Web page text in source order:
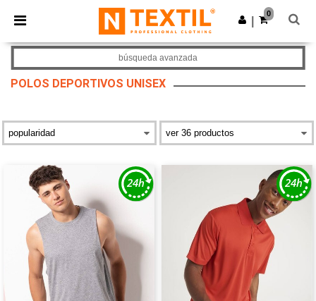
× App de Ntextil
¡Mejores precios en app!
Descargar app
0
POLOS DEPORTIVOS UNISEX
búsqueda avanzada